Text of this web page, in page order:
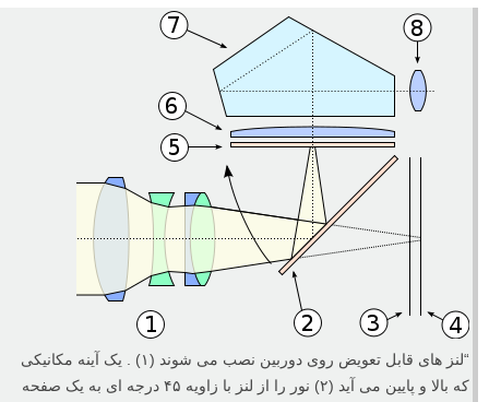
“لنز های قابل تعویض روی دوربین نصب می شوند (۱) . یک آینه مکانیکی
که بالا و پایین می آید (۲) نور را از لنز با زاویه ۴۵ درجه ای به یک صفحه